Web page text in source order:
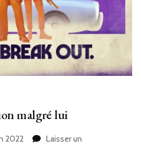
malgré lui
2022
Laisser un